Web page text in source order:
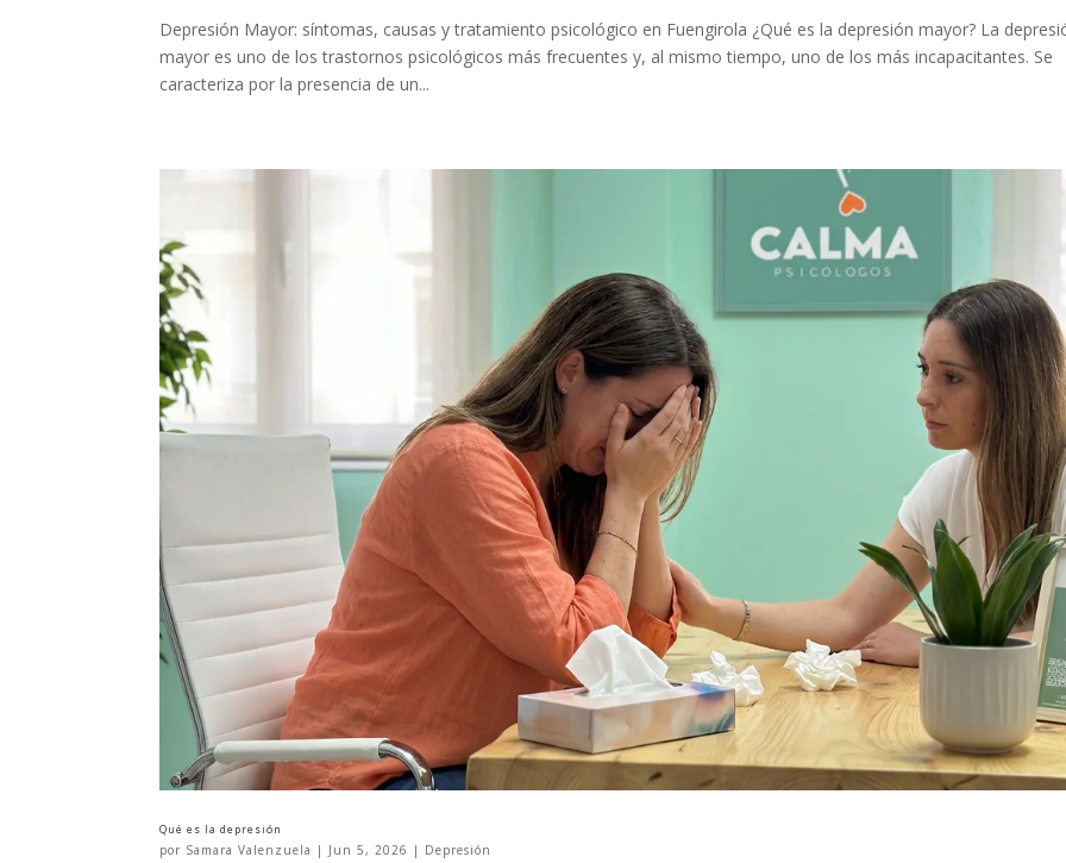
Depresión Mayor: síntomas, causas y tratamiento psicológico en Fuengirola ¿Qué es la depresión mayor? La
mayor es uno de los trastornos psicológicos más frecuentes y, al mismo tiempo, uno de los más incapacitantes. Se
caracteriza por la presencia de un...
Qué es la depresión
por Samara Valenzuela | Jun 5, 2026 | Depresión